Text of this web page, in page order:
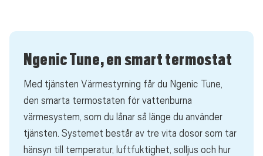
Ngenic Tune, en smart termostat
Med tjänsten Värmestyrning får du Ngenic Tune,
den smarta termostaten för vattenburna
värmesystem, som du lånar så länge du använder
tjänsten. Systemet består av tre vita dosor som tar
hänsyn till temperatur, luftfuktighet, solljus och hur